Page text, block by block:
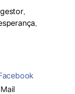
gestor,
,
Mail